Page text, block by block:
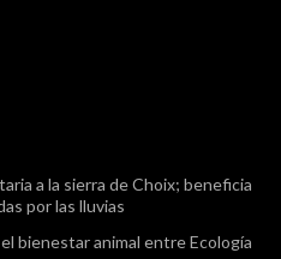
a la sierra de Choix; beneficia
por las lluvias
bienestar animal entre Ecología